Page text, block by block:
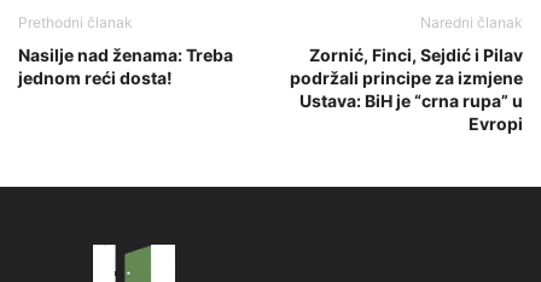
Prethodni članak
Nasilje nad ženama: Treba
jednom reći dosta!
Naredni članak
Zornić, Finci, Sejdić i Pilav
podržali principe za izmjene
Ustava: BiH je “crna rupa” u
Evropi